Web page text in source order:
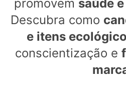
promovem saúde
Descubra como
e itens
conscientização e